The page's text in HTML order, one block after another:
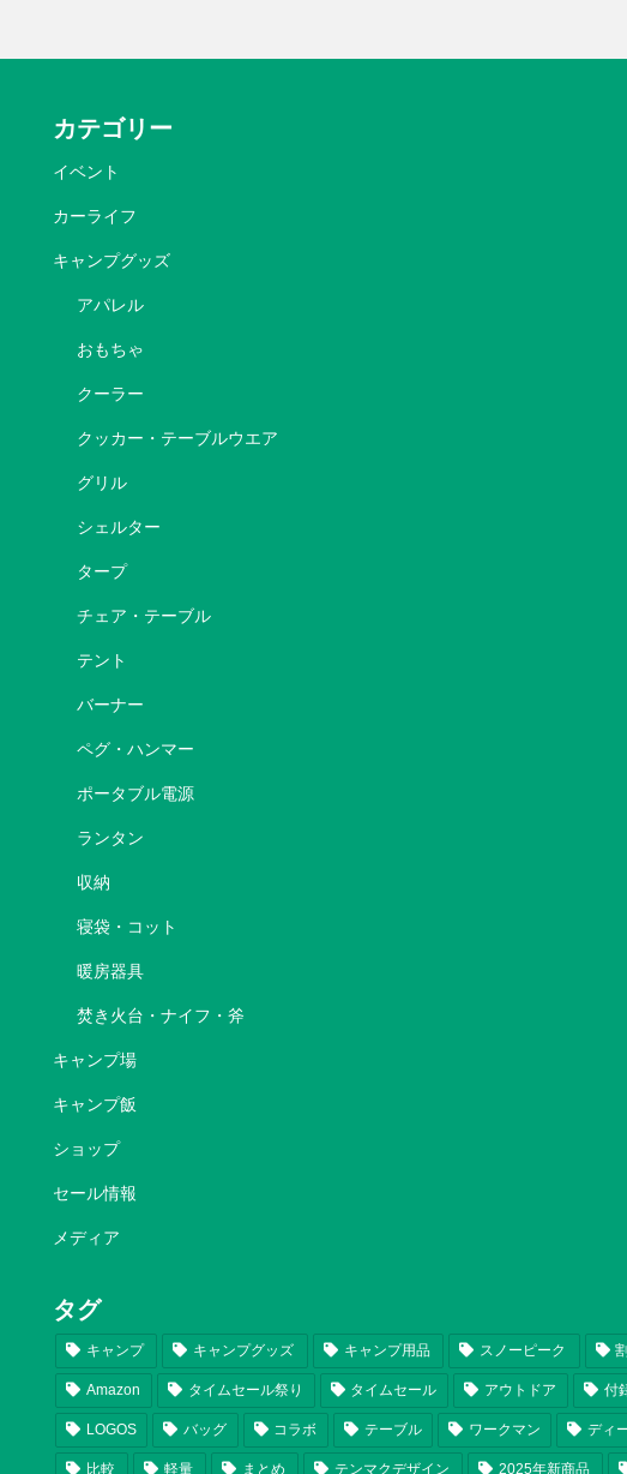
カテゴリー
イベント
カーライフ
キャンプグッズ
アパレル
おもちゃ
クーラー
クッカー・テーブルウエア
グリル
シェルター
タープ
チェア・テーブル
テント
バーナー
ペグ・ハンマー
ポータブル電源
ランタン
収納
寝袋・コット
暖房器具
焚き火台・ナイフ・斧
キャンプ場
キャンプ飯
ショップ
セール情報
メディア
タグ
キャンプ キャンプグッズ キャンプ用品 スノーピーク
Amazon タイムセール祭り タイムセール アウトドア 付
LOGOS バッグ コラボ テーブル ワークマン ディ
比較 軽量 まとめ テンマクデザイン 2025年新商品